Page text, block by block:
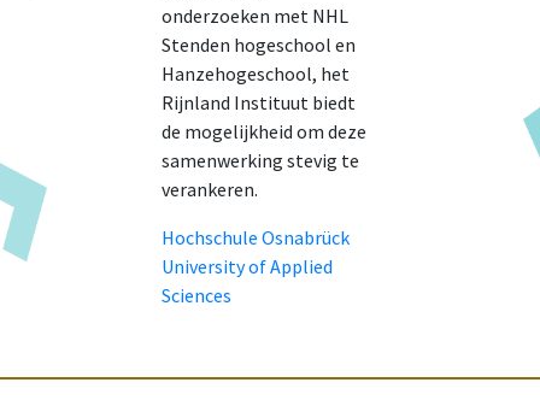
onderzoeken met NHL
Stenden hogeschool en
Hanzehogeschool, het
Rijnland Instituut biedt
de mogelijkheid om deze
samenwerking stevig te
verankeren.
Hochschule Osnabrück
University of Applied
Sciences